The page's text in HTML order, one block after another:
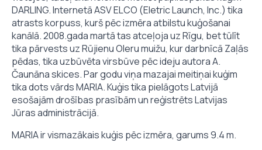
DARLING. Internetā ASV ELCO (Eletric Launch, Inc.) tika
atrasts korpuss, kurš pēc izmēra atbilstu kuģošanai
kanālā. 2008.gada martā tas atceļoja uz Rīgu, bet tūlīt
tika pārvests uz Rūjienu Oleru muižu, kur darbnīcā Zaļās
pēdas, tika uzbūvēta virsbūve pēc ideju autora A.
Čaunāna skices. Par godu viņa mazajai meitiņai kuģim
tika dots vārds MARIA. Kuģis tika pielāgots Latvijā
esošajām drošības prasībām un reģistrēts Latvijas
Jūras administrācijā.
MARIA ir vismazākais kuģis pēc izmēra, garums 9.4 m.